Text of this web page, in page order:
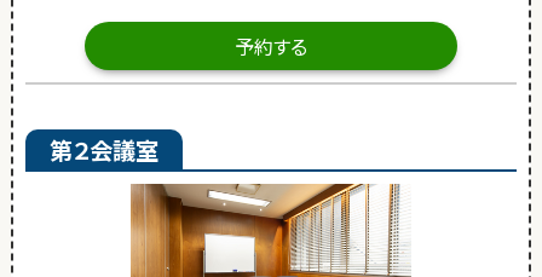
予約する
第２会議室